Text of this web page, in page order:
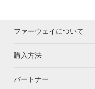
ファーウェイについて
購入方法
パートナー